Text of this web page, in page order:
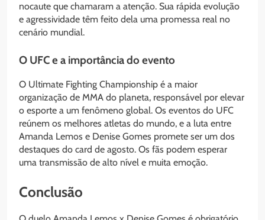
nocaute que chamaram a atenção. Sua rápida evolução
e agressividade têm feito dela uma promessa real no
cenário mundial.
O UFC e a importância do evento
O Ultimate Fighting Championship é a maior
organização de MMA do planeta, responsável por elevar
o esporte a um fenômeno global. Os eventos do UFC
reúnem os melhores atletas do mundo, e a luta entre
Amanda Lemos e Denise Gomes promete ser um dos
destaques do card de agosto. Os fãs podem esperar
uma transmissão de alto nível e muita emoção.
Conclusão